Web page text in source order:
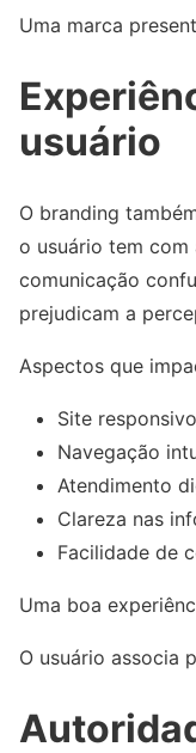
Uma marca
usuário
O branding
o usuário tem com
comunicação
prejudicam a
Aspectos que
Site
Navegação
Atendimento
Clareza nas
Facilidade de
Uma boa
O usuário associa